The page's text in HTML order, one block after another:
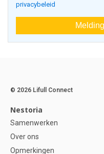
privacybeleid
© 2026 Lifull Connect
Nestoria
Samenwerken
Over ons
Opmerkingen